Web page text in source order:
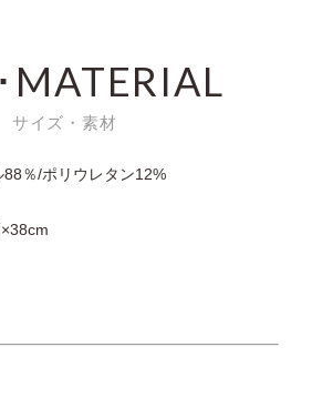
MATERIAL
サイズ・素材
％/ポリウレタン12%